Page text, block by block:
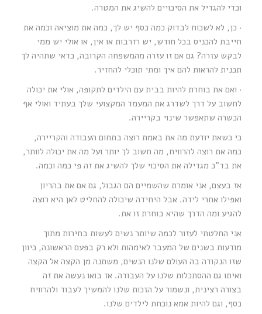
וכדי להגדיל את הסיכויים להשיג את המטרה.
· כן, לא לשכוח לבדוק כמה כסף יש לך, כמה את מוציאה וכמה את
חייבת להכניס בכל חודש, יש רזרבות או אין, או אולי יש ממי
לבקש עזרה? גם אם זו עזרה מהמשפחה הקרובה, כדאי שתהיה לך
תכנית להראות להם איך ומתי תוכלי להחזיר.
· ואם את בוחרת להיות בבית עם הילדים לתקופה, אולי את יכולה
לחשוב על דרך לשדרג את המעמד המקצועי שלך בעתיד ואולי אף
הכשרה שתאפשר שינוי בקריירה.
כי כשאת יודעת מה את באמת רוצה בתחום העבודה והקריירה,
כמה את רוצה להרוויח, מה חשוב לך יותר ועל מה את יכולה לוותר,
את בד”כ מגדילה את הסיכוי שלך להשיג את זה פי כמה וכמה.
אז בעצם, אני אומרת שהשמיים הם הגבול, גם אם את בהריון
ואפילו אחרי לידה. אבל היחידה שיכולה להחליט לאן היא רוצה
להגיע ומה הדרך שהיא בוחרת זו את.
אני החלטתי לעזור לכמה שיותר נשים לעשות בחירות מתוך
מודעות בשנים של המעבר לאימהות ולא רק בפעם הראשונה, כיוון
שזו הנקודה בה העולם שלנו הנשים, משתנה מן הקצה אל הקצה
ואיתו גם ההסתכלות שלנו על העבודה. אז בואו נעשה את זה
בצורה רצינית, ונשמור על הזכות שלנו להמשיך לעבוד ולהרוויח
כסף, וגם להיות אמא נוכחת לילדים שלנו.